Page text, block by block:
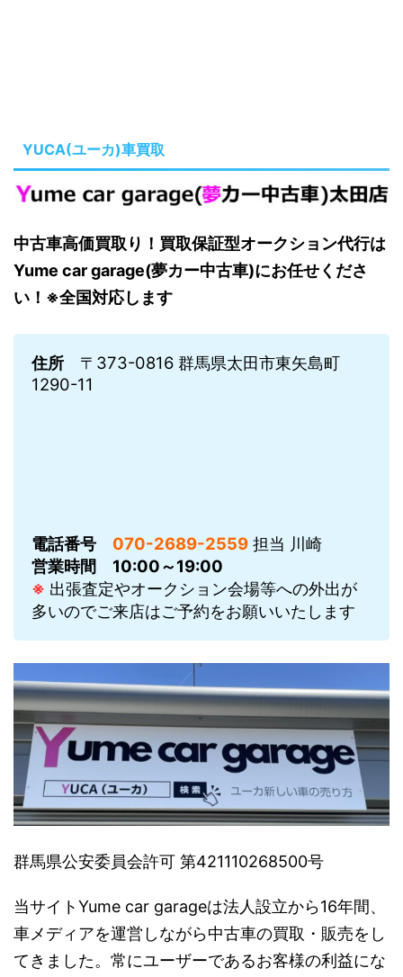
YUCA(ユーカ)車買取
中古車高価買取り！買取保証型オークション代行は
Yume car garage(夢カー中古車)にお任せくださ
い！※全国対応します
住所 〒373-0816 群馬県太田市東矢島町
1290-11
電話番号 070-2689-2559 担当 川崎
営業時間
10:00～19:00
※ 出張査定やオークション会場等への外出が
多いのでご来店はご予約をお願いいたします
群馬県公安委員会許可 第421110268500号
当サイトYume car garageは法人設立から16年間、
車メディアを運営しながら中古車の買取・販売をし
てきました。常にユーザーであるお客様の利益にな